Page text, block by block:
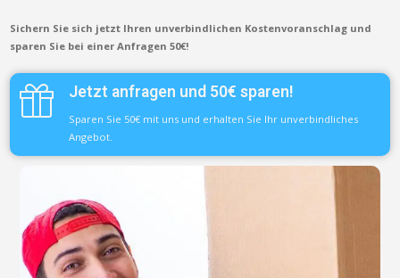
Sichern Sie sich jetzt Ihren unverbindlichen Kostenvoranschlag und
sparen Sie bei einer Anfragen 50€!
Jetzt anfragen und 50€ sparen!
Sparen Sie 50€ mit uns und erhalten Sie Ihr unverbindliches
Angebot.